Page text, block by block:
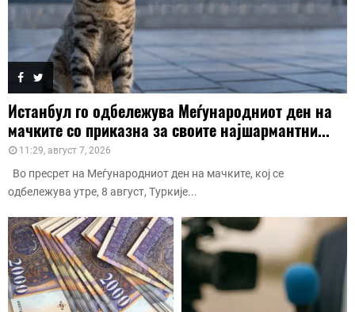
Истанбул го одбележува Меѓународниот ден на
мачките со приказна за своите најшармантни...
11:29, август 7, 2026
Во пресрет на Меѓународниот ден на мачките, кој се
одбележува утре, 8 август, Туркије...